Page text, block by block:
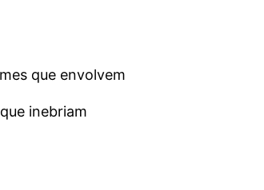
que envolvem
inebriam